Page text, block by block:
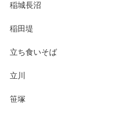
稲城長沼
稲田堤
立ち食いそば
立川
笹塚